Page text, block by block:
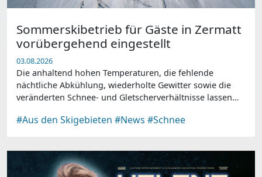
Sommerskibetrieb für Gäste in Zermatt
vorübergehend eingestellt
03.08.2026
Die anhaltend hohen Temperaturen, die fehlende
nächtliche Abkühlung, wiederholte Gewitter sowie die
veränderten Schnee- und Gletscherverhältnisse lassen
für Gäste derzeit nicht mehr zu.
#Aus den Skigebieten #News #Schnee